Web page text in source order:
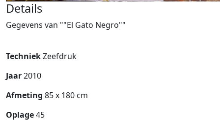
Details
Gegevens van ""El Gato Negro""
TechniekZeefdruk
Jaar2010
Afmeting 85 x 180 cm
Oplage45